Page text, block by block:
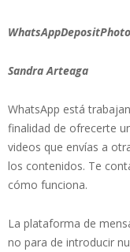
Sandra Arteaga
WhatsApp está
finalidad de ofrecerte
videos que envías a
los contenidos. Te
cómo funciona.
La plataforma de
no para de introducir